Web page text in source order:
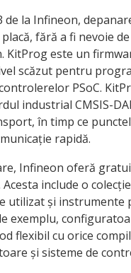
de la Infineon,
fără a fi nevoie
KitProg este un
scăzut pentru
PSoC.
industrial CMSIS-
în timp ce
rapidă.
Infineon oferă
include o
utilizat și instrumente
exemplu,
flexibil cu orice
și sisteme de